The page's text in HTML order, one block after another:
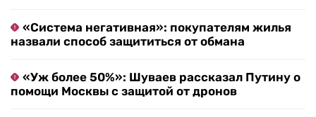
«Система негативная»: покупателям жилья
назвали способ защититься от обмана
«Уж более 50%»: Шуваев рассказал Путину о
помощи Москвы с защитой от дронов